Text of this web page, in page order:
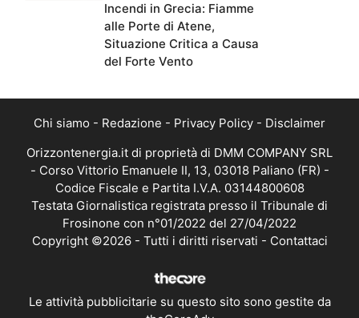
Incendi in Grecia: Fiamme
alle Porte di Atene,
Situazione Critica a Causa
del Forte Vento
Chi siamo - Redazione - Privacy Policy - Disclaimer
Orizzontenergia.it di proprietà di DMM COMPANY SRL
- Corso Vittorio Emanuele II, 13, 03018 Paliano (FR) -
Codice Fiscale e Partita I.V.A. 03144800608
Testata Giornalistica registrata presso il Tribunale di
Frosinone con n°01/2022 del 27/04/2022
Copyright ©2026 - Tutti i diritti riservati - Contattaci
Le attività pubblicitarie su questo sito sono gestite da